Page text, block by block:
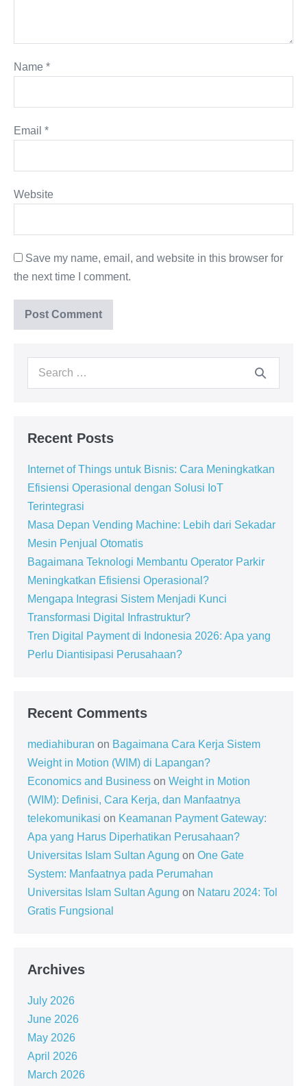
Name *
Email *
Website
Save my name, email, and website in this browser for
the next time I comment.
Recent Posts
Internet of Things untuk Bisnis: Cara Meningkatkan
Efisiensi Operasional dengan Solusi IoT
Terintegrasi
Masa Depan Vending Machine: Lebih dari Sekadar
Mesin Penjual Otomatis
Bagaimana Teknologi Membantu Operator Parkir
Meningkatkan Efisiensi Operasional?
Mengapa Integrasi Sistem Menjadi Kunci
Transformasi Digital Infrastruktur?
Tren Digital Payment di Indonesia 2026: Apa yang
Perlu Diantisipasi Perusahaan?
Recent Comments
mediahiburan on Bagaimana Cara Kerja Sistem
Weight in Motion (WIM) di Lapangan?
Economics and Business on Weight in Motion
(WIM): Definisi, Cara Kerja, dan Manfaatnya
telekomunikasi on Keamanan Payment Gateway:
Apa yang Harus Diperhatikan Perusahaan?
Universitas Islam Sultan Agung on One Gate
System: Manfaatnya pada Perumahan
Universitas Islam Sultan Agung on Nataru 2024: Tol
Gratis Fungsional
Archives
July 2026
June 2026
May 2026
April 2026
March 2026